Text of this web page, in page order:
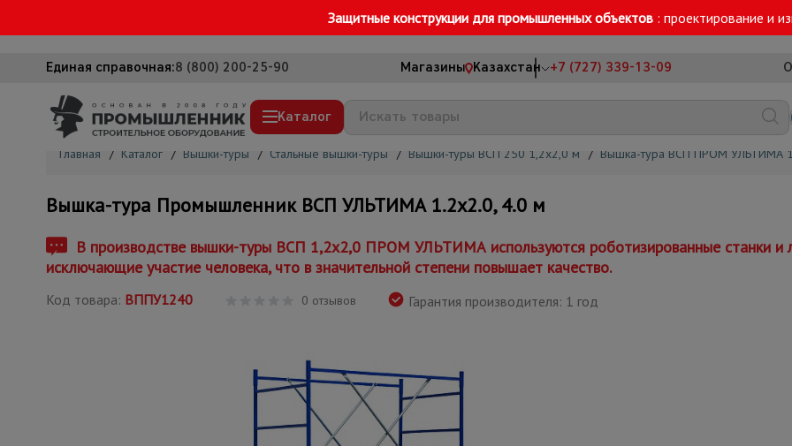
Защитные конструкции для промышленных объектов : проектирование и
Единая справочная:8 (800) 200-25-90 Магазины Казахстан +7 (727) 339-13-09
Каталог
Вышки-туры
Подмости строительные
Сетка, тенты, брезенты
Строительные подъемники
Мусоропровод строительный
Фанера ламинированная
Главная / Каталог / Вышки-туры / Стальные вышки-туры / Вышки-туры ВСП 250 1,2x2,0 м / Вышка-тура ВСП ПРОМ УЛЬТИМА
Вышка-тура Промышленник ВСП УЛЬТИМА 1.2х2.0, 4.0 м
В производстве вышки-туры ВСП 1,2x2,0 ПРОМ УЛЬТИМА используются роботизированные станки и
исключающие участие человека, что в значительной степени повышает качество.
Код товара: ВППУ1240 0 отзывов Гарантия производителя: 1 год